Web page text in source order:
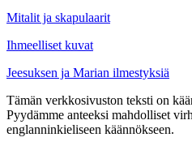
Mitalit ja skapulaarit
Ihmeelliset kuvat
Jeesuksen ja Marian ilmestyksiä
Tämän verkkosivuston teksti on
Pyydämme anteeksi mahdolliset
englanninkieliseen käännökseen.